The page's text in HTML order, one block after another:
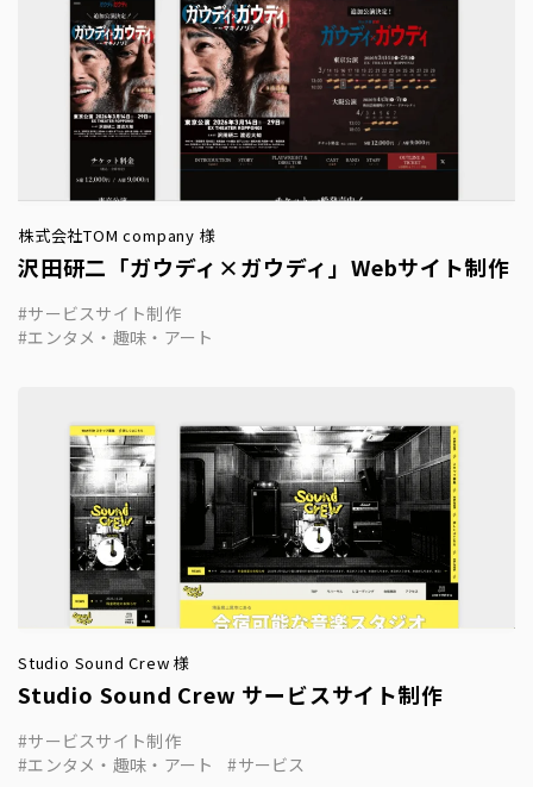
株式会社TOM company 様
沢田研二「ガウディ×ガウディ」Webサイト制作
サービスサイト制作
エンタメ・趣味・アート
Studio Sound Crew 様
Studio Sound Crew サービスサイト制作
サービスサイト制作
エンタメ・趣味・アート
サービス